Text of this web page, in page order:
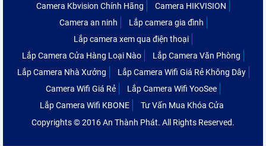
Camera Kbvision Chính Hãng
Camera HIKVISION
Camera an ninh
Lắp camera gia đình
Lắp camera xem qua điện thoại
Lắp Camera Cửa Hàng Loại Nào
Lắp Camera Văn Phòng
Lắp Camera Nhà Xưởng
Lắp Camera Wifi Giá Rẻ Không Dây
Camera Wifi Giá Rẻ
Lắp Camera Wifi YooSee
Lắp Camera Wifi KBONE
Tư Vấn Mua Khóa Cửa
Copyrights © 2016 An Thành Phát. All Rights Reserved.